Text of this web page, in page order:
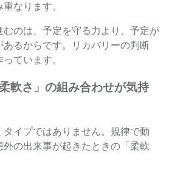
なります。
のは、予定を守る力より、予定が
るからです。リカバリーの判断
ています。
軟さ」の組み合わせが気持
イプではありません。規律で動
外の出来事が起きたときの「柔軟